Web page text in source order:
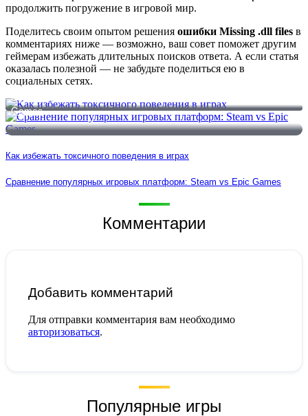
продолжить погружение в игровой мир.
Поделитесь своим опытом решения ошибки Missing .dll files в
комментариях ниже — возможно, ваш совет поможет другим
геймерам избежать длительных поисков ответа. А если статья
оказалась полезной — не забудьте поделиться ею в
социальных сетях.
Как избежать токсичного поведения в играх
Сравнение популярных игровых платформ: Steam vs Epic
Games
Как избежать токсичного поведения в играх
Сравнение популярных игровых платформ: Steam vs Epic Games
Комментарии
Добавить комментарий
Для отправки комментария вам необходимо
авторизоваться.
Популярные игры